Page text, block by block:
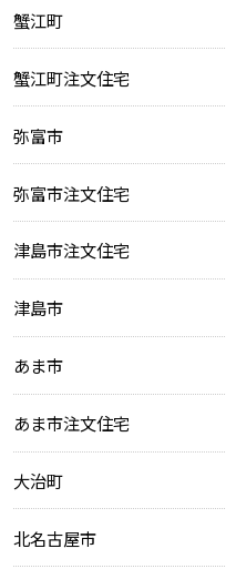
蟹江町
蟹江町注文住宅
弥富市
弥富市注文住宅
津島市注文住宅
津島市
あま市
あま市注文住宅
大治町
北名古屋市